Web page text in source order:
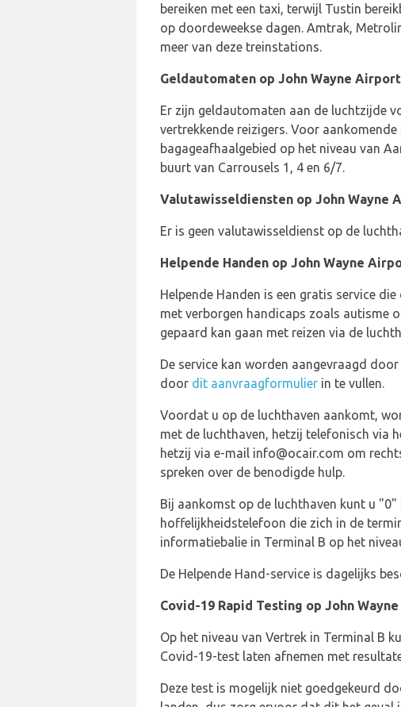
bereiken met een taxi, terwijl Tustin
op doordeweekse dagen. Amtrak,
meer van deze treinstations.
Geldautomaten op John Wayne Airport
Er zijn geldautomaten aan de luchtzijde
vertrekkende reizigers. Voor
bagageafhaalgebied op het niveau van
buurt van Carrousels 1, 4 en 6/7.
Valutawisseldiensten op John Wayne
Er is geen valutawisseldienst op de
Helpende Handen op John Wayne
Helpende Handen is een gratis service
met verborgen handicaps zoals autisme
gepaard kan gaan met reizen via de
De service kan worden aangevraagd
door dit aanvraagformulier in te vullen.
Voordat u op de luchthaven aankomt,
met de luchthaven, hetzij telefonisch via
hetzij via e-mail info@ocair.com om
spreken over de benodigde hulp.
Bij aankomst op de luchthaven kunt u "0"
hoffelijkheidstelefoon die zich in de
informatiebalie in Terminal B op het
De Helpende Hand-service is dagelijks
Covid-19 Rapid Testing op John
Op het niveau van Vertrek in Terminal B
Covid-19-test laten afnemen met
Deze test is mogelijk niet goedgekeurd